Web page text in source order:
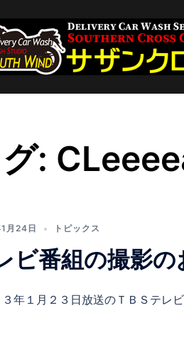
:
月24日 トピックス
ビ番組の撮影
３年１月２３日放送のＴＢＳテレ